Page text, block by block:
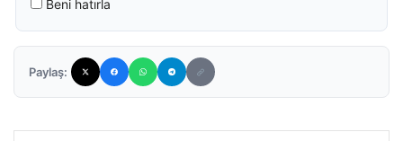
Beni hatırla
Paylaş: